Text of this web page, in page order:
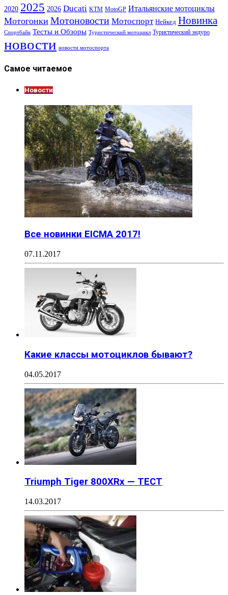
2020 2025 2026 Ducati KTM MotoGP Итальянские мотоциклы
Мотогонки Мотоновости Мотоспорт Нейкед Новинка
Спортбайк Тесты и Обзоры Туристический мотоцикл Туристический эндуро
новости новости мотоспорта
Самое читаемое
Новости
Все новинки EICMA 2017!
07.11.2017
Какие классы мотоциклов бывают?
04.05.2017
Triumph Tiger 800XRx — ТЕСТ
14.03.2017